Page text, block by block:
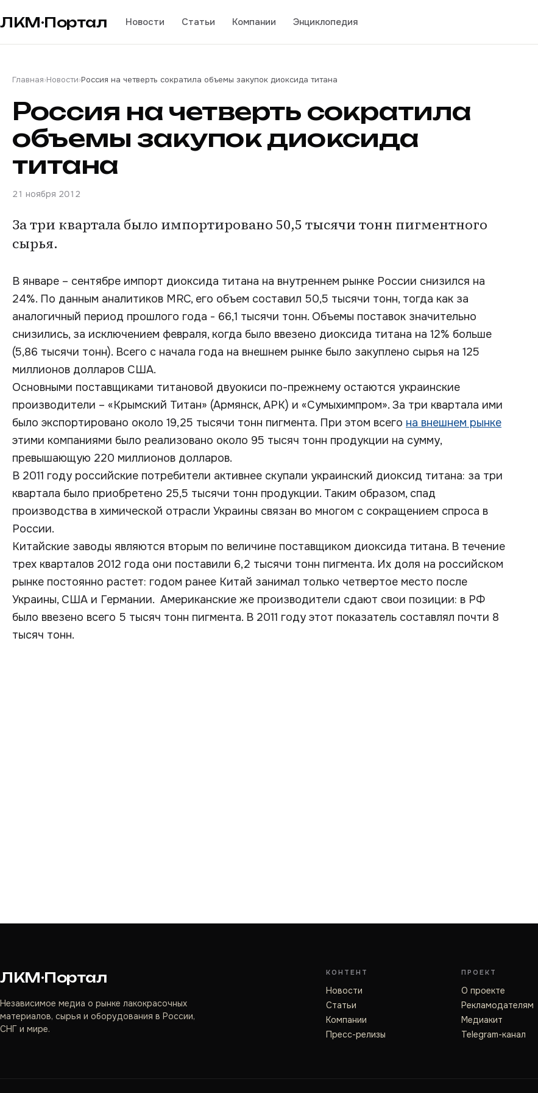
ЛКМ·Портал Новости Статьи Компании Энциклопедия
Главная›Новости›Россия на четверть сократила объемы закупок диоксида титана
Россия на четверть сократила
объемы закупок диоксида
титана
21 ноября 2012
За три квартала было импортировано 50,5 тысячи тонн пигментного
сырья.
В январе – сентябре импорт диоксида титана на внутреннем рынке России снизился на
24%. По данным аналитиков MRC, его объем составил 50,5 тысячи тонн, тогда как за
аналогичный период прошлого года - 66,1 тысячи тонн. Объемы поставок значительно
снизились, за исключением февраля, когда было ввезено диоксида титана на 12% больше
(5,86 тысячи тонн). Всего с начала года на внешнем рынке было закуплено сырья на 125
миллионов долларов США.
Основными поставщиками титановой двуокиси по-прежнему остаются украинские
производители – «Крымский Титан» (Армянск, АРК) и «Сумыхимпром». За три квартала ими
было экспортировано около 19,25 тысячи тонн пигмента. При этом всего на внешнем рынке
этими компаниями было реализовано около 95 тысяч тонн продукции на сумму,
превышающую 220 миллионов долларов.
В 2011 году российские потребители активнее скупали украинский диоксид титана: за три
квартала было приобретено 25,5 тысячи тонн продукции. Таким образом, спад
производства в химической отрасли Украины связан во многом с сокращением спроса в
России.
Китайские заводы являются вторым по величине поставщиком диоксида титана. В течение
трех кварталов 2012 года они поставили 6,2 тысячи тонн пигмента. Их доля на российском
рынке постоянно растет: годом ранее Китай занимал только четвертое место после
Украины, США и Германии. Американские же производители сдают свои позиции: в РФ
было ввезено всего 5 тысяч тонн пигмента. В 2011 году этот показатель составлял почти 8
тысяч тонн.
ЛКМ·Портал
Независимое медиа о рынке лакокрасочных
материалов, сырья и оборудования в России,
СНГ и мире.
КОНТЕНТ
Новости
Статьи
Компании
Пресс-релизы
ПРОЕКТ
О проекте
Рекламодателям
Медиакит
Telegram-канал